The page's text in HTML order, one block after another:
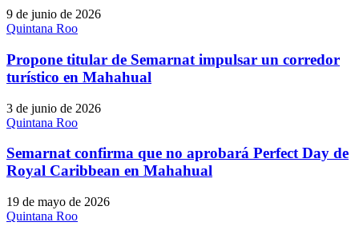
9 de junio de 2026
Quintana Roo
Propone titular de Semarnat impulsar un corredor
turístico en Mahahual
3 de junio de 2026
Quintana Roo
Semarnat confirma que no aprobará Perfect Day de
Royal Caribbean en Mahahual
19 de mayo de 2026
Quintana Roo